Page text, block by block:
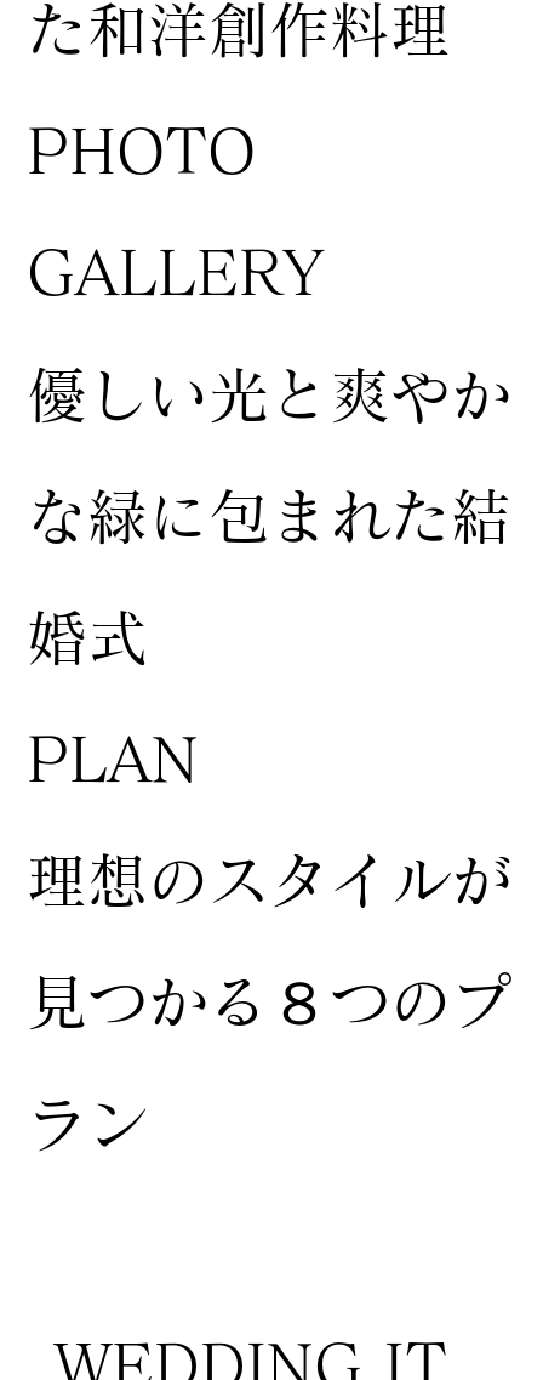
た和洋創作料理
​PHOTO
GALLERY
​優しい光と爽やか
な緑に包まれた結
婚式
​PLAN
​理想のスタイルが
見つかる８つのプ
ラン
WEDDING IT